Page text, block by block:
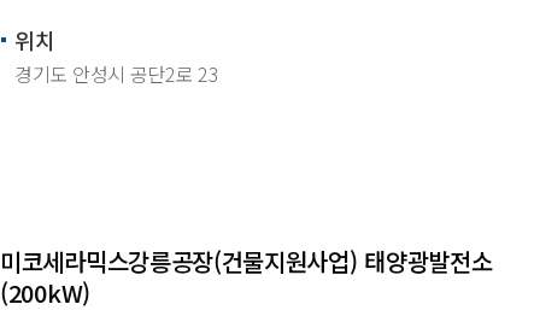
위치
경기도 안성시 공단2로 23
미코세라믹스강릉공장(건물지원사업) 태양광발전소
(200kW)